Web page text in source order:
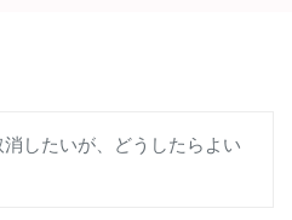
したいが、どうしたらよい